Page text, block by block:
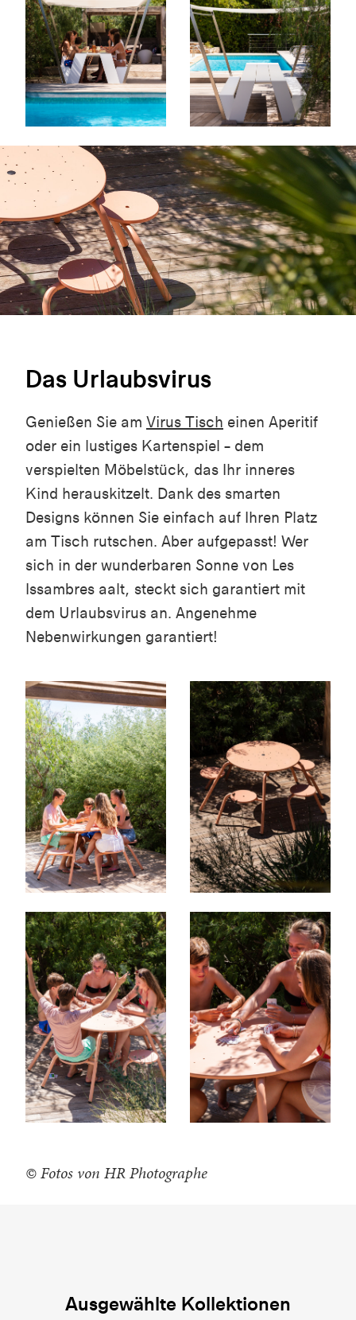
Das Urlaubsvirus
Genießen Sie am Virus Tisch einen Aperitif
oder ein lustiges Kartenspiel – dem
verspielten Möbelstück, das Ihr inneres
Kind herauskitzelt. Dank des smarten
Designs können Sie einfach auf Ihren Platz
am Tisch rutschen. Aber aufgepasst! Wer
sich in der wunderbaren Sonne von Les
Issambres aalt, steckt sich garantiert mit
dem Urlaubsvirus an. Angenehme
Nebenwirkungen garantiert!
© Fotos von HR Photographe
Ausgewählte Kollektionen